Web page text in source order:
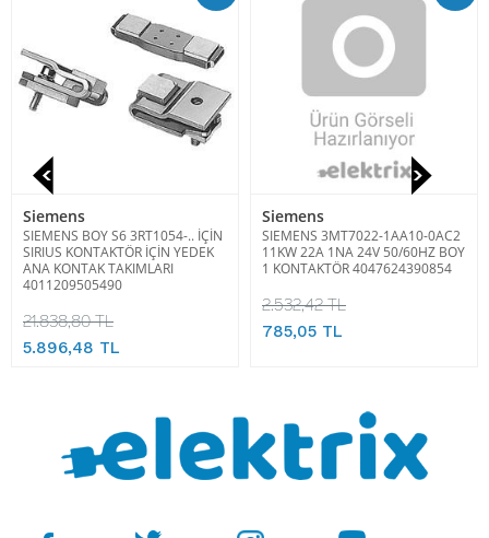
Siemens
SIEMENS BOY S6 3RT1054-.. İÇİN
SIRIUS KONTAKTÖR İÇİN YEDEK
ANA KONTAK TAKIMLARI
4011209505490
21.838,80 TL
5.896,48 TL
Siemens
SIEMENS 3MT7022-1AA10-0AC2
11KW 22A 1NA 24V 50/60HZ BOY
1 KONTAKTÖR 4047624390854
2.532,42 TL
785,05 TL